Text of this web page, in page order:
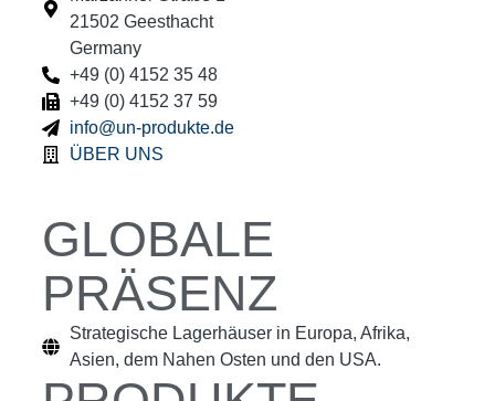
21502 Geesthacht
Germany
+49 (0) 4152 35 48
+49 (0) 4152 37 59
info@un-produkte.de
ÜBER UNS
GLOBALE
PRÄSENZ
Strategische Lagerhäuser in Europa, Afrika,
Asien, dem Nahen Osten und den USA.